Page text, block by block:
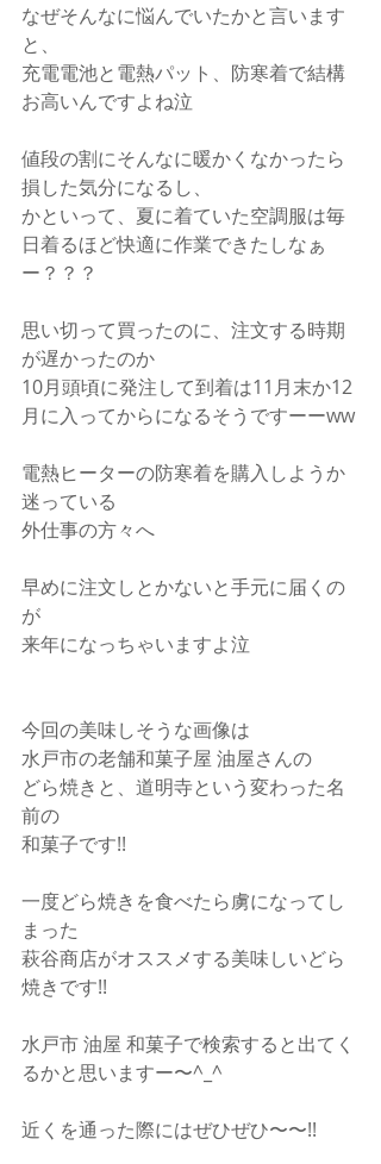
なぜそんなに悩んでいたかと言います
と、
充電電池と電熱パット、防寒着で結構
お高いんですよね泣
値段の割にそんなに暖かくなかったら
損した気分になるし、
かといって、夏に着ていた空調服は毎
日着るほど快適に作業できたしなぁ
ー？？？
思い切って買ったのに、注文する時期
が遅かったのか
10月頭頃に発注して到着は11月末か12
月に入ってからになるそうですーーww
電熱ヒーターの防寒着を購入しようか
迷っている
外仕事の方々へ
早めに注文しとかないと手元に届くの
が
来年になっちゃいますよ泣
今回の美味しそうな画像は
水戸市の老舗和菓子屋 油屋さんの
どら焼きと、道明寺という変わった名
前の
和菓子です!!
一度どら焼きを食べたら虜になってし
まった
萩谷商店がオススメする美味しいどら
焼きです!!
水戸市 油屋 和菓子で検索すると出てく
るかと思いますー〜^_^
近くを通った際にはぜひぜひ〜〜!!